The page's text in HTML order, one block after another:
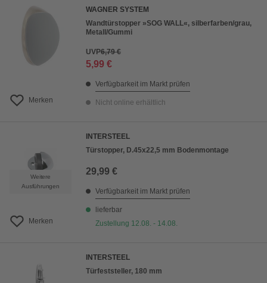
Merken
WAGNER SYSTEM
Wandtürstopper »SOG WALL«, silberfarben/grau,
Metall/Gummi
UVP6,79 €
5,99 €
Verfügbarkeit im Markt prüfen
Nicht online erhältlich
Weitere
Ausführungen
Merken
INTERSTEEL
Türstopper, D.45x22,5 mm Bodenmontage
29,99 €
Verfügbarkeit im Markt prüfen
lieferbar
Zustellung 12.08. - 14.08.
INTERSTEEL
Türfeststeller, 180 mm